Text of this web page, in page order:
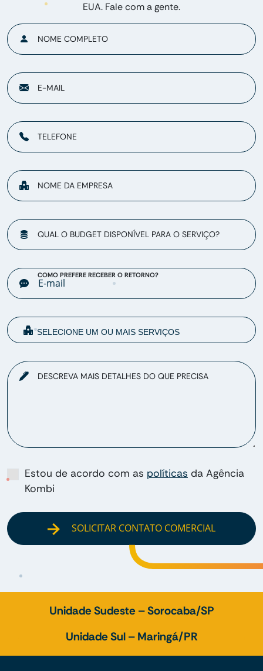
EUA. Fale com a gente.
NOME COMPLETO
E-MAIL
TELEFONE
NOME DA EMPRESA
QUAL O BUDGET DISPONÍVEL PARA O SERVIÇO?
COMO PREFERE RECEBER O RETORNO?
DESCREVA MAIS DETALHES DO QUE PRECISA
Estou de acordo com as políticas da Agência
Kombi
SOLICITAR CONTATO COMERCIAL
Unidade Sudeste – Sorocaba/SP
Unidade Sul – Maringá/PR